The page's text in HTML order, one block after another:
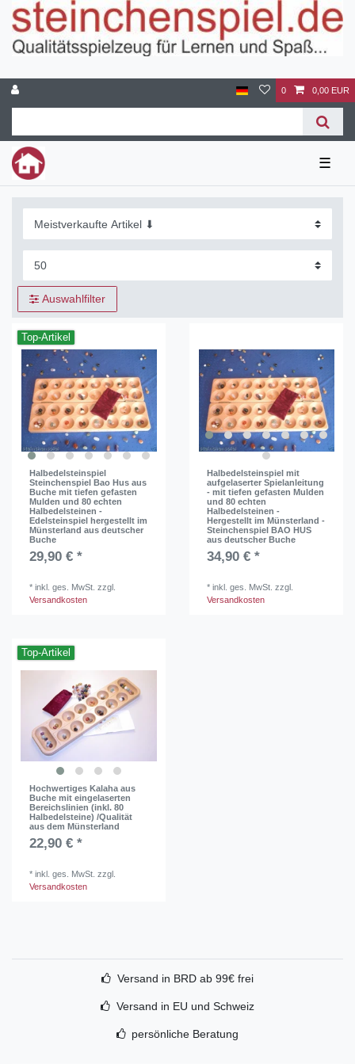
0 0,00 EUR
☰
Auswahlfilter
Top-Artikel
Halbedelsteinspiel
Steinchenspiel Bao Hus aus
Buche mit tiefen gefasten
Mulden und 80 echten
Halbedelsteinen -
Edelsteinspiel hergestellt im
Münsterland aus deutscher
Buche
29,90 € *
*inkl. ges. MwSt. zzgl.
Versandkosten
Halbedelsteinspiel mit
aufgelaserter Spielanleitung
- mit tiefen gefasten Mulden
und 80 echten
Halbedelsteinen -
Hergestellt im Münsterland -
Steinchenspiel BAO HUS
aus deutscher Buche
34,90 € *
*inkl. ges. MwSt. zzgl.
Versandkosten
Top-Artikel
Hochwertiges Kalaha aus
Buche mit eingelaserten
Bereichslinien (inkl. 80
Halbedelsteine) /Qualität
aus dem Münsterland
22,90 € *
*inkl. ges. MwSt. zzgl.
Versandkosten
Versand in BRD ab 99€ frei
Versand in EU und Schweiz
persönliche Beratung